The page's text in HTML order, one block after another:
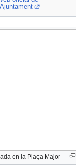
en la Plaça Major